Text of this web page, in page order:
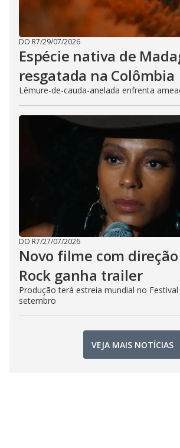
DO R7/29/07/2026
Espécie nativa de
resgatada na Colômbia
Lêmure-de-cauda-anelada enfrenta
DO R7/27/07/2026
Novo filme com
Rock ganha trailer
Produção terá estreia mundial no
setembro
VEJA MAIS NOTÍCIAS